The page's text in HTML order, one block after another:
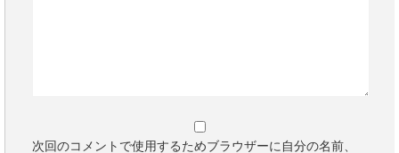
次回のコメントで使用するためブラウザーに自分の名前、